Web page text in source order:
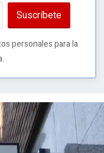
Suscríbete
personales para la